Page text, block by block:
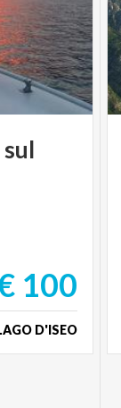
sul
100
D'ISEO